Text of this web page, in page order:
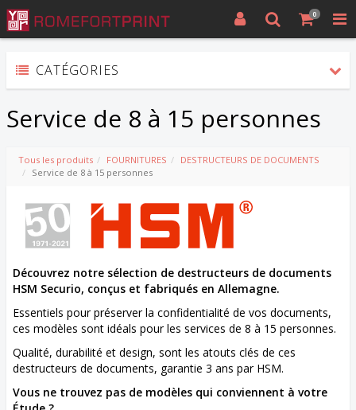
0
CATÉGORIES
Service de 8 à 15 personnes
Tous les produits FOURNITURES
DESTRUCTEURS DE DOCUMENTS
Service de 8 à 15 personnes
Découvrez notre sélection de destructeurs de documents
HSM Securio, conçus et fabriqués en Allemagne.
Essentiels pour préserver la confidentialité de vos documents,
ces modèles sont idéals pour les services de 8 à 15 personnes.
Qualité, durabilité et design, sont les atouts clés de ces
destructeurs de documents, garantie 3 ans par HSM.
Vous ne trouvez pas de modèles qui conviennent à votre